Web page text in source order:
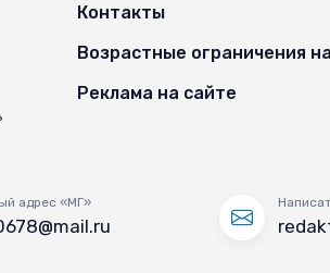
Контакты
Возрастные ограничения
Реклама на сайте
адрес «МГ»